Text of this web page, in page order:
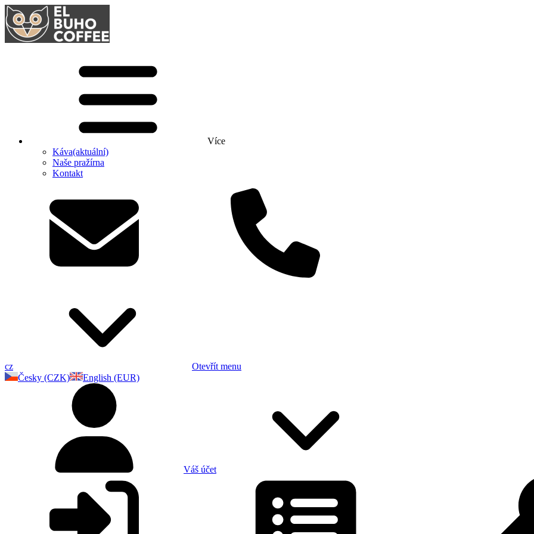
Více
Káva(aktuální)
Naše pražírna
Kontakt
cz
Otevřít menu
Česky (CZK)
English (EUR)
Váš účet